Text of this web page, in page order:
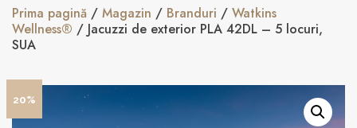
Prima pagină / Magazin / Branduri / Watkins
Wellness® / Jacuzzi de exterior PLA 42DL – 5 locuri,
SUA
20%